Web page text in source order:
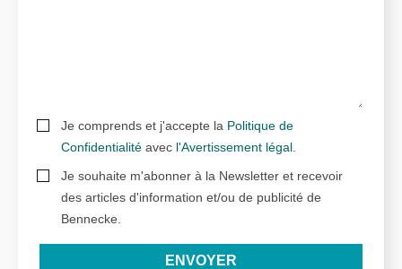
Je comprends et j'accepte la Politique de
Confidentialité avec l'Avertissement légal
Je souhaite m'abonner à la Newsletter et recevoir
des articles d'information et/ou de publicité de
Bennecke.
ENVOYER